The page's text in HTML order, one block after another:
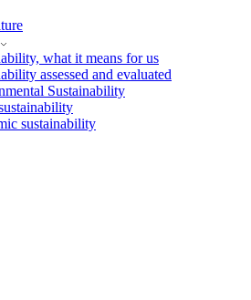
what it means for us
assessed and evaluated
Sustainability
sustainability